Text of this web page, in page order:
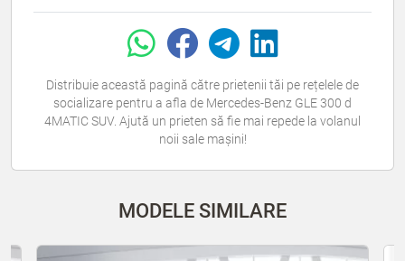
Distribuie această pagină către prietenii tăi pe rețelele de
socializare pentru a afla de Mercedes-Benz GLE 300 d
4MATIC SUV. Ajută un prieten să fie mai repede la volanul
noii sale mașini!
MODELE SIMILARE